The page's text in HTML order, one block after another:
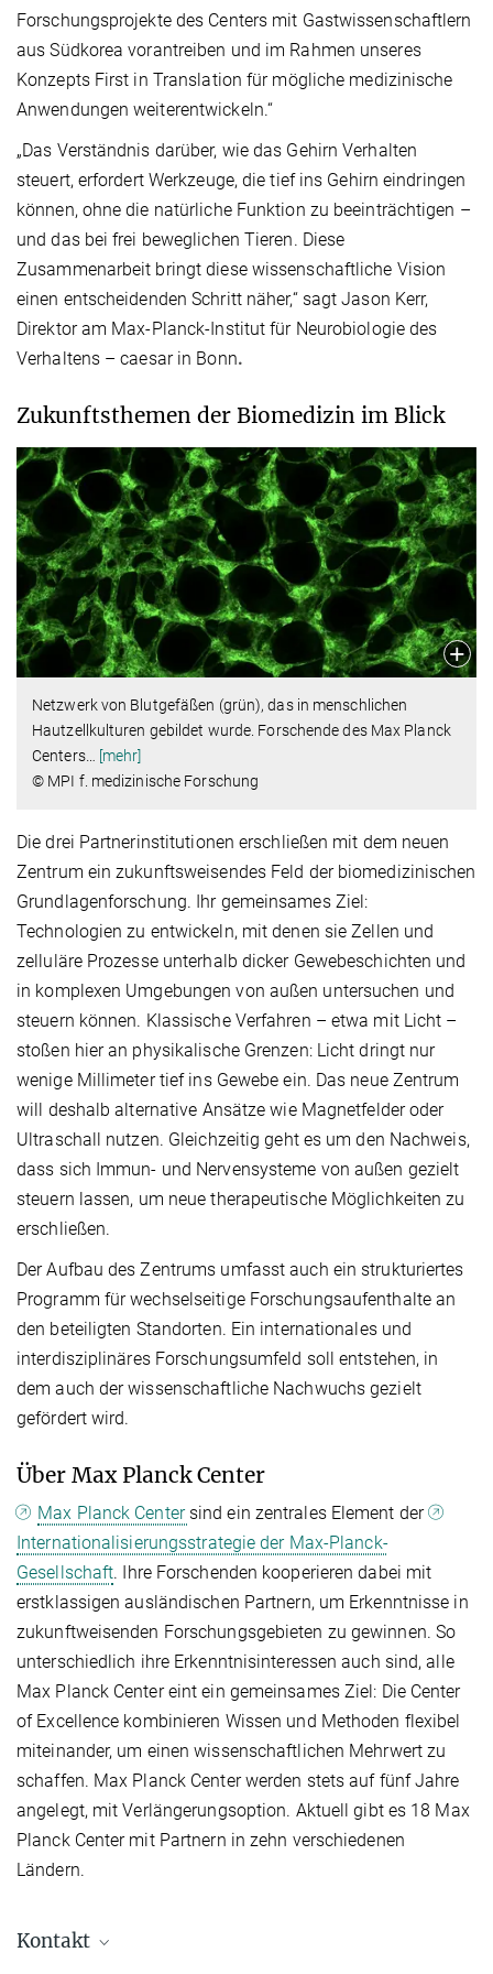
Forschungsprojekte des Centers mit Gastwissenschaftlern
aus Südkorea vorantreiben und im Rahmen unseres
Konzepts First in Translation für mögliche medizinische
Anwendungen weiterentwickeln.“
„Das Verständnis darüber, wie das Gehirn Verhalten
steuert, erfordert Werkzeuge, die tief ins Gehirn eindringen
können, ohne die natürliche Funktion zu beeinträchtigen –
und das bei frei beweglichen Tieren. Diese
Zusammenarbeit bringt diese wissenschaftliche Vision
einen entscheidenden Schritt näher,“ sagt Jason Kerr,
Direktor am Max-Planck-Institut für Neurobiologie des
Verhaltens – caesar in Bonn.
Zukunftsthemen der Biomedizin im Blick
Netzwerk von Blutgefäßen (grün), das in menschlichen
Hautzellkulturen gebildet wurde. Forschende des Max Planck
Centers…
[mehr]
© MPI f. medizinische Forschung
Die drei Partnerinstitutionen erschließen mit dem neuen
Zentrum ein zukunftsweisendes Feld der biomedizinischen
Grundlagenforschung. Ihr gemeinsames Ziel:
Technologien zu entwickeln, mit denen sie Zellen und
zelluläre Prozesse unterhalb dicker Gewebeschichten und
in komplexen Umgebungen von außen untersuchen und
steuern können. Klassische Verfahren – etwa mit Licht –
stoßen hier an physikalische Grenzen: Licht dringt nur
wenige Millimeter tief ins Gewebe ein. Das neue Zentrum
will deshalb alternative Ansätze wie Magnetfelder oder
Ultraschall nutzen. Gleichzeitig geht es um den Nachweis,
dass sich Immun- und Nervensysteme von außen gezielt
steuern lassen, um neue therapeutische Möglichkeiten zu
erschließen.
Der Aufbau des Zentrums umfasst auch ein strukturiertes
Programm für wechselseitige Forschungsaufenthalte an
den beteiligten Standorten. Ein internationales und
interdisziplinäres Forschungsumfeld soll entstehen, in
dem auch der wissenschaftliche Nachwuchs gezielt
gefördert wird.
Über Max Planck Center
Max Planck Center sind ein zentrales Element der
Internationalisierungsstrategie der Max-Planck-
Gesellschaft. Ihre Forschenden kooperieren dabei mit
erstklassigen ausländischen Partnern, um Erkenntnisse in
zukunftweisenden Forschungsgebieten zu gewinnen. So
unterschiedlich ihre Erkenntnisinteressen auch sind, alle
Max Planck Center eint ein gemeinsames Ziel: Die Center
of Excellence kombinieren Wissen und Methoden flexibel
miteinander, um einen wissenschaftlichen Mehrwert zu
schaffen. Max Planck Center werden stets auf fünf Jahre
angelegt, mit Verlängerungsoption. Aktuell gibt es 18 Max
Planck Center mit Partnern in zehn verschiedenen
Ländern.
Kontakt